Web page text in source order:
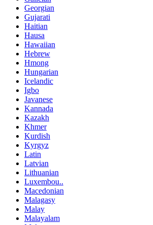
Georgian
Gujarati
Haitian
Hausa
Hawaiian
Hebrew
Hmong
Hungarian
Icelandic
Igbo
Javanese
Kannada
Kazakh
Khmer
Kurdish
Kyrgyz
Latin
Latvian
Lithuanian
Luxembou..
Macedonian
Malagasy
Malay
Malayalam